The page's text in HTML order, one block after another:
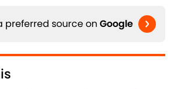
preferred source on Google